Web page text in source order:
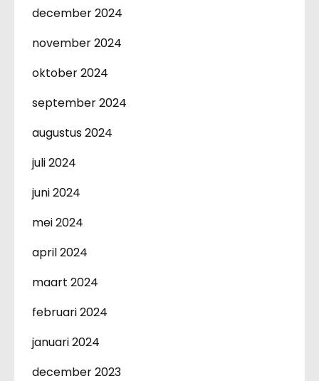
december 2024
november 2024
oktober 2024
september 2024
augustus 2024
juli 2024
juni 2024
mei 2024
april 2024
maart 2024
februari 2024
januari 2024
december 2023